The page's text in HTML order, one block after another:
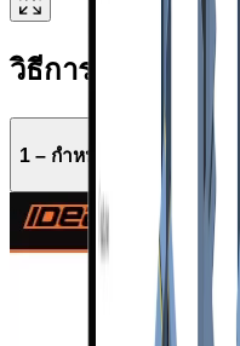
วิธีการทำงาน
1 – กำหนดรูปทรงเรขาคณิต